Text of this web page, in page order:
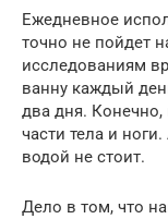
Ежедневное
точно не пойдет
исследованиям
ванну каждый
два дня.
части тела и
водой не стоит.
Дело в том, что